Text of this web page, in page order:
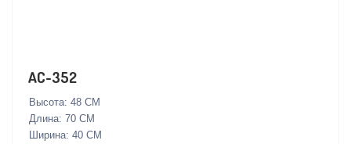
AC-352
Высота: 48 СМ
Длина: 70 СМ
Ширина: 40 СМ